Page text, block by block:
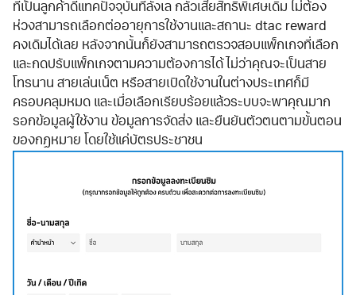
ที่เป็นลูกค้าดีแทคปัจจุบันที่ลังเล กลัวเสียสิทธิพิเศษเดิม ไม่ต้อง
ห่วงสามารถเลือกต่ออายุการใช้งานและสถานะ dtac reward
คงเดิมได้เลย หลังจากนั้นก็ยังสามารถตรวจสอบแพ็กเกจที่เลือก
และกดปรับแพ็กเกจตามความต้องการได้ ไม่ว่าคุณจะเป็นสาย
โทรนาน สายเล่นเน็ต หรือสายเปิดใช้งานในต่างประเทศก็มี
ครอบคลุมหมด และเมื่อเลือกเรียบร้อยแล้วระบบจะพาคุณมาก
รอกข้อมูลผู้ใช้งาน ข้อมูลการจัดส่ง และยืนยันตัวตนตามขั้นตอน
ของกฏหมาย โดยใช้แค่บัตรประชาชน